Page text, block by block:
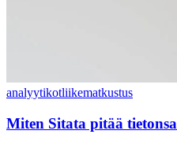
analyytikotliikematkustus
Miten Sitata pitää